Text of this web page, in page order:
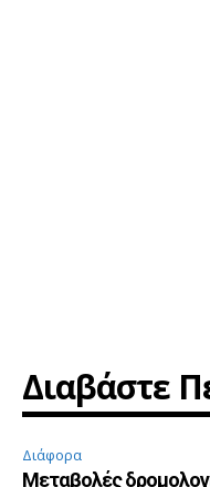
Διαβάστε
Διάφορα
Μεταβολές